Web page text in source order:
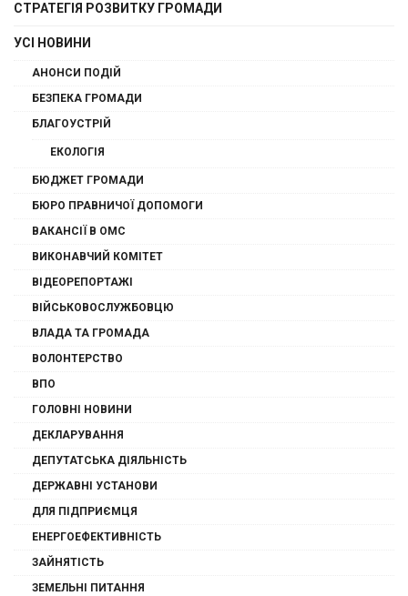
СТРАТЕГІЯ РОЗВИТКУ ГРОМАДИ
УСІ НОВИНИ
АНОНСИ ПОДІЙ
БЕЗПЕКА ГРОМАДИ
БЛАГОУСТРІЙ
ЕКОЛОГІЯ
БЮДЖЕТ ГРОМАДИ
БЮРО ПРАВНИЧОЇ ДОПОМОГИ
ВАКАНСІЇ В ОМС
ВИКОНАВЧИЙ КОМІТЕТ
ВІДЕОРЕПОРТАЖІ
ВІЙСЬКОВОСЛУЖБОВЦЮ
ВЛАДА ТА ГРОМАДА
ВОЛОНТЕРСТВО
ВПО
ГОЛОВНІ НОВИНИ
ДЕКЛАРУВАННЯ
ДЕПУТАТСЬКА ДІЯЛЬНІСТЬ
ДЕРЖАВНІ УСТАНОВИ
ДЛЯ ПІДПРИЄМЦЯ
ЕНЕРГОЕФЕКТИВНІСТЬ
ЗАЙНЯТІСТЬ
ЗЕМЕЛЬНІ ПИТАННЯ